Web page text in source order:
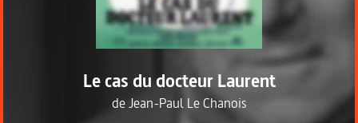
Le cas du docteur Laurent
deJean-Paul Le Chanois